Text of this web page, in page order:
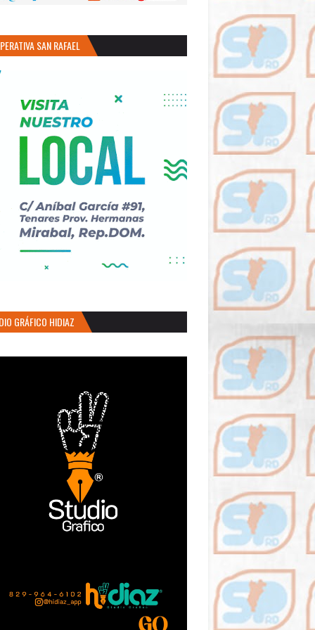
SAN RAFAEL
GRÁFICO HIDIAZ